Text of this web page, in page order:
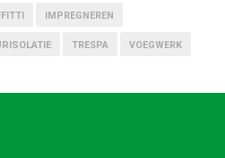
IMPREGNEREN
TRESPA VOEGWERK